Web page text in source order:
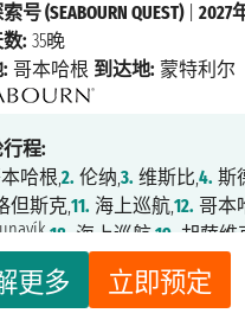
更多 立即预定
号 (SEABOURN QUEST)|2027
: 35晚
哥本哈根 到达地: 蒙特利尔
程:
哈根,2. 伦纳,3. 维斯比,4. 斯
但斯克,11. 海上巡航,12. 哥本
18. 海上巡航,19. 胡萨维
伦达菲厄泽, 24. 伊萨菲尔德,
上巡航, 海上巡航,31.圣安